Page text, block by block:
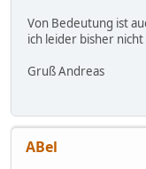
Von Bedeutung ist
ich leider bisher
Gruß Andreas
ABel